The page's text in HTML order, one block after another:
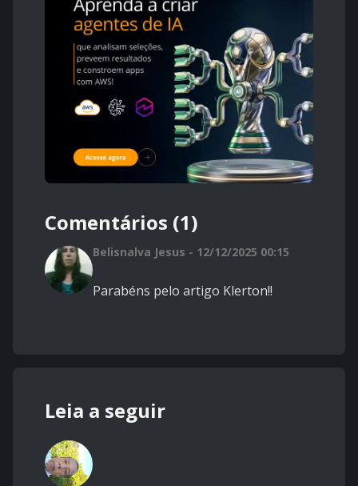
Comentários (1)
Belisnalva Jesus - 12/12/2025 00:15
Parabéns pelo artigo Klerton!!
Leia a seguir